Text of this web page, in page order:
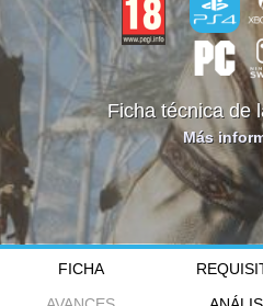
Ficha técnica de
Más
FICHA